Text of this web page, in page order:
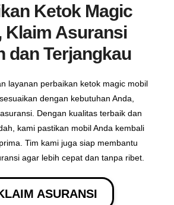
Ketok Magic
Klaim Asuransi
dan Terjangkau
layanan perbaikan ketok magic mobil
dengan kebutuhan Anda,
Dengan kualitas terbaik dan
kami pastikan mobil Anda kembali
Tim kami juga siap membantu
agar lebih cepat dan tanpa ribet.
ASURANSI